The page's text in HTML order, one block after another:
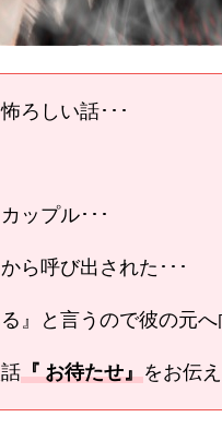
ろしい話･･･
ップル･･･
ら呼び出された･･･
』と言うので彼の元へ
『 お待たせ』をお伝